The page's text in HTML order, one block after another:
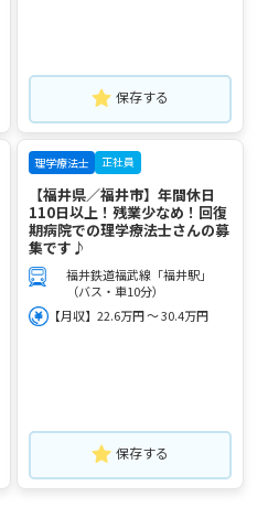
保存する
理学療法士 正社員
【福井県／福井市】年間休日
110日以上！残業少なめ！回復
期病院での理学療法士さんの募
集です♪
福井鉄道福武線「福井駅」
（バス・車10分）
【月収】22.6万円 ～ 30.4万円
保存する